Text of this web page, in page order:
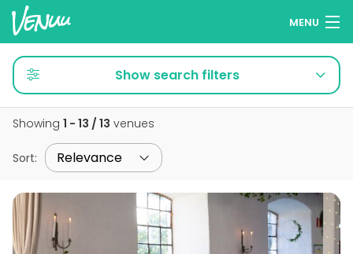
MENU
Browse venues
Wish lists
Add your venue
Show search filters
Showing 1 - 13 / 13 venues
Sort: